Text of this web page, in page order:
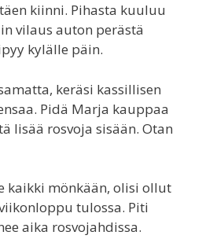
kiinni. Pihasta kuuluu
vilaus auton perästä
kylälle päin.
keräsi kassillisen
Pidä Marja kauppaa
lisää rosvoja sisään. Otan
kaikki mönkään, olisi ollut
tulossa. Piti
aika rosvojahdissa.